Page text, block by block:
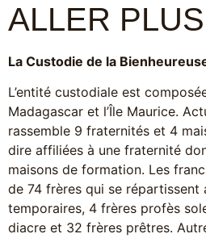
ALLER
La Custodie de la
L’entité custodiale est
Madagascar et l’Île Maurice.
rassemble 9 fraternités et 4
dire affiliées à une fraternité
maisons de formation. Les
de 74 frères qui se répartissent
temporaires, 4 frères profès
diacre et 32 frères prêtres.